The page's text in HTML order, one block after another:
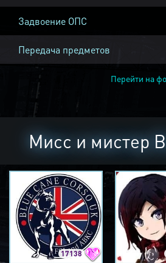
Задвоение ОПС
Передача предметов
Перейти на
Мисс и мистер
17138